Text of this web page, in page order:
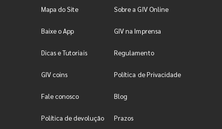
Mapa do Site Sobre a GIV Online
Baixe o App GIV na Imprensa
Dicas e Tutoriais Regulamento
GIV coins Política de Privacidade
Fale conosco Blog
Política de devolução Prazos